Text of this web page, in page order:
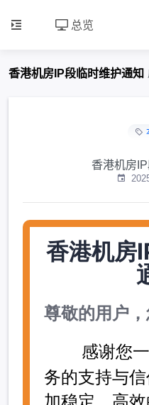
总览
香港机房IP段临时维护通知
香港机房